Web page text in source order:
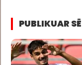
PUBLIKUAR